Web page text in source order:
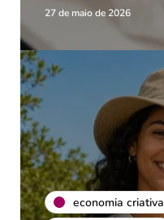
27 de maio de 2026
economia criativa